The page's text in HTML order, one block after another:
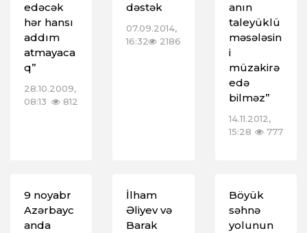
edəcək
hər hansı
addım
atmayaca
q”
28.10.2009,
08:13
812
dəstək
07.09.2014,
16:32
2186
anın
taleyüklü
məsələsin
i
müzakirə
edə
bilməz”
14.11.2012,
15:28
777
9 noyabr
Azərbayc
anda
İlham
Əliyev və
Barak
Böyük
səhnə
yolunun